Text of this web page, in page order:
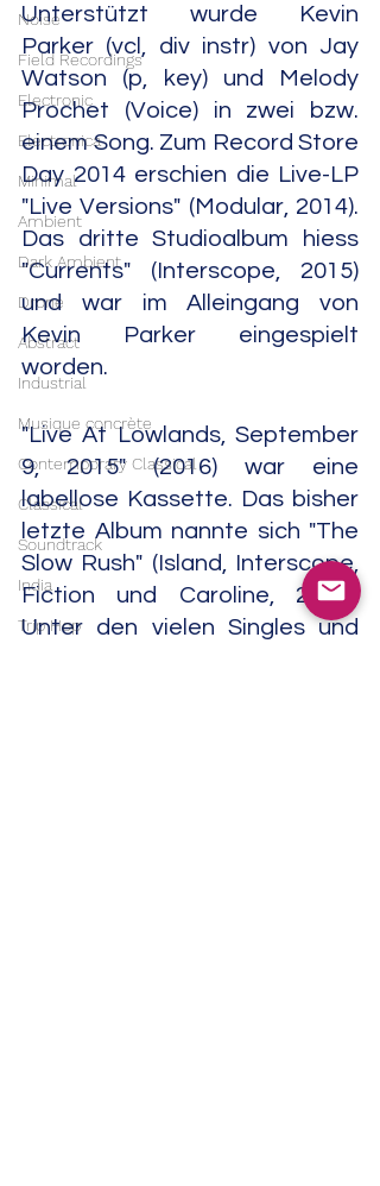
Noise
Field Recordings
Electronic
Electronica
Minimal
Ambient
Dark Ambient
Drone
Abstract
Industrial
Musique concrète
Contemporary Classical
Classical
Soundtrack
India
Trip Hop
Unterstützt wurde Kevin
Parker (vcl, div instr) von Jay
Watson (p, key) und Melody
Prochet (Voice) in zwei bzw.
einem Song. Zum Record Store
Day 2014 erschien die Live-LP
"Live Versions" (Modular, 2014).
Das dritte Studioalbum hiess
"Currents" (Interscope, 2015)
und war im Alleingang von
Kevin Parker eingespielt
worden.
"Live At Lowlands, September
9, 2015" (2016) war eine
labellose Kassette. Das bisher
letzte Album nannte sich "The
Slow Rush" (Island, Interscope,
Fiction und Caroline, 2020).
Unter den vielen Singles und